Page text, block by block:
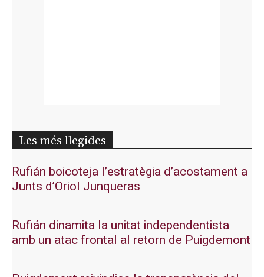
Les més llegides
Rufián boicoteja l’estratègia d’acostament a
Junts d’Oriol Junqueras
Rufián dinamita la unitat independentista
amb un atac frontal al retorn de Puigdemont